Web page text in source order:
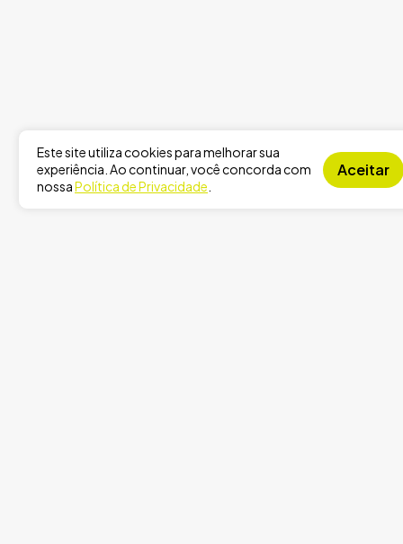
Este site utiliza cookies para melhorar sua
experiência. Ao continuar, você concorda com
nossaPolítica de Privacidade
Aceitar